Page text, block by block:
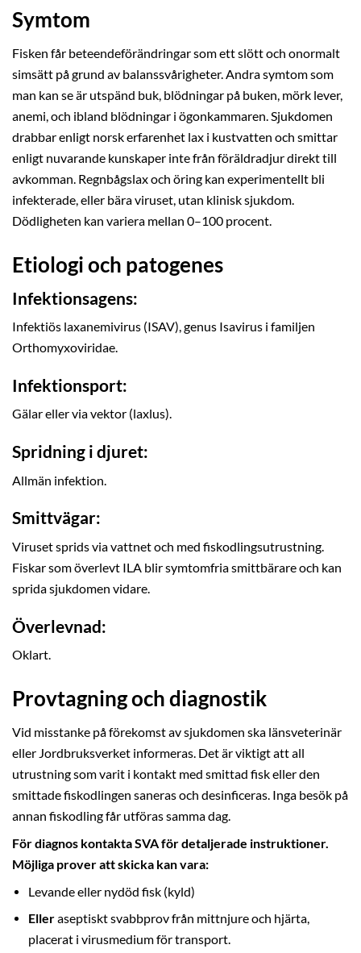
Symtom
Fisken får beteendeförändringar som ett slött och onormalt
simsätt på grund av balanssvårigheter. Andra symtom som
man kan se är utspänd buk, blödningar på buken, mörk lever,
anemi, och ibland blödningar i ögonkammaren. Sjukdomen
drabbar enligt norsk erfarenhet lax i kustvatten och smittar
enligt nuvarande kunskaper inte från föräldradjur direkt till
avkomman. Regnbågslax och öring kan experimentellt bli
infekterade, eller bära viruset, utan klinisk sjukdom.
Dödligheten kan variera mellan 0–100 procent.
Etiologi och patogenes
Infektionsagens:
Infektiös laxanemivirus (ISAV), genus Isavirus i familjen
Orthomyxoviridae.
Infektionsport:
Gälar eller via vektor (laxlus).
Spridning i djuret:
Allmän infektion.
Smittvägar:
Viruset sprids via vattnet och med fiskodlingsutrustning.
Fiskar som överlevt ILA blir symtomfria smittbärare och kan
sprida sjukdomen vidare.
Överlevnad:
Oklart.
Provtagning och diagnostik
Vid misstanke på förekomst av sjukdomen ska länsveterinär
eller Jordbruksverket informeras. Det är viktigt att all
utrustning som varit i kontakt med smittad fisk eller den
smittade fiskodlingen saneras och desinficeras. Inga besök på
annan fiskodling får utföras samma dag.
För diagnos kontakta SVA för detaljerade instruktioner.
Möjliga prover att skicka kan vara:
Levande eller nydöd fisk (kyld)
Elleraseptiskt svabbprov från mittnjure och hjärta,
placerat i virusmedium för transport.